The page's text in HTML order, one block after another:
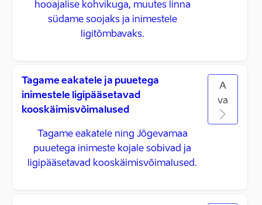
hooajalise kohvikuga, muutes linna
südame soojaks ja inimestele
ligitõmbavaks.
Tagame eakatele ja puuetega
inimestele ligipääsetavad
kooskäimisvõimalused
Tagame eakatele ning Jõgevamaa
puuetega inimeste kojale sobivad ja
ligipääsetavad kooskäimisvõimalused.
A
va